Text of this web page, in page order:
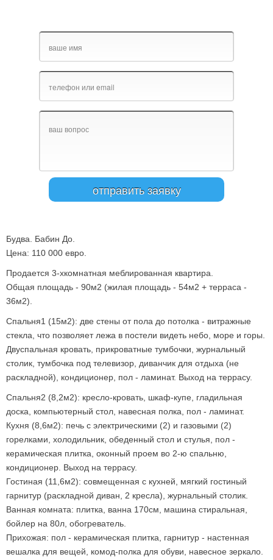
Будва. Бабин До.
Цена: 110 000 евро.
Продается 3-хкомнатная меблированная квартира.
Общая площадь - 90м2 (жилая площадь - 54м2 + терраса -
36м2).
Спальня1 (15м2): две стены от пола до потолка - витражные
стекла, что позволяет лежа в постели видеть небо, море и горы.
Двуспальная кровать, прикроватные тумбочки, журнальный
столик, тумбочка под телевизор, диванчик для отдыха (не
раскладной), кондиционер, пол - ламинат. Выход на террасу.
Спальня2 (8,2м2): кресло-кровать, шкаф-купе, гладильная
доска, компьютерный стол, навесная полка, пол - ламинат.
Кухня (8,6м2): печь с электрическими (2) и газовыми (2)
горелками, холодильник, обеденный стол и стулья, пол -
керамическая плитка, оконный проем во 2-ю спальню,
кондиционер. Выход на террасу.
Гостиная (11,6м2): совмещенная с кухней, мягкий гостиный
гарнитур (раскладной диван, 2 кресла), журнальный столик.
Ванная комната: плитка, ванна 170см, машина стиральная,
бойлер на 80л, обогреватель.
Прихожая: пол - керамическая плитка, гарнитур - настенная
вешалка для вещей, комод-полка для обуви, навесное зеркало.